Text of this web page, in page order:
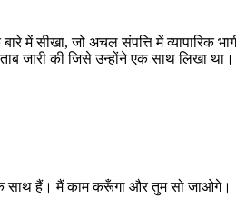
में सीखा, जो अचल संपत्ति में व्यापारिक
जारी की जिसे उन्होंने एक साथ लिखा था।
साथ हैं। मैं काम करूँगा और तुम सो जाओगे।